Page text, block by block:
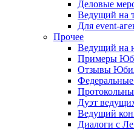
Деловые
Ведущий на
Для event-
Прочее
Ведущий на
Примеры
Отзывы
Дуэт
Ведущий
Диалоги с